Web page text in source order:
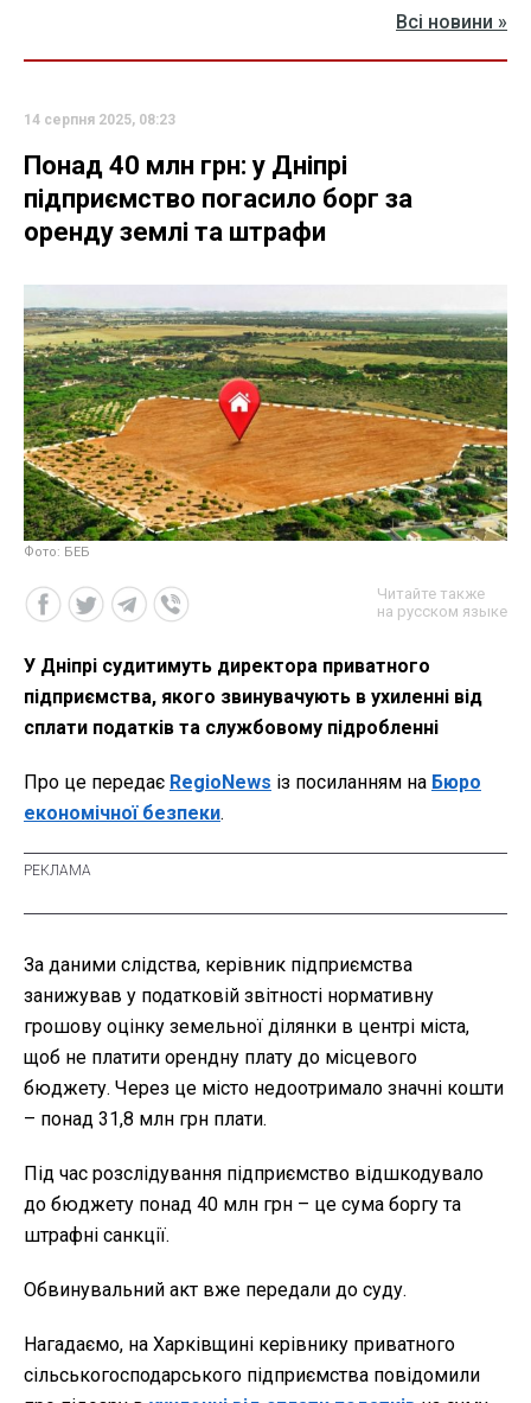
Всі новини »
14 серпня 2025, 08:23
Понад 40 млн грн: у Дніпрі
підприємство погасило борг за
оренду землі та штрафи
Фото: БЕБ
Читайте также
на русском языке
У Дніпрі судитимуть директора приватного
підприємства, якого звинувачують в ухиленні від
сплати податків та службовому підробленні
Про це передає RegioNews із посиланням на Бюро
економічної безпеки.
За даними слідства, керівник підприємства
занижував у податковій звітності нормативну
грошову оцінку земельної ділянки в центрі міста,
щоб не платити орендну плату до місцевого
бюджету. Через це місто недоотримало значні кошти
– понад 31,8 млн грн плати.
Під час розслідування підприємство відшкодувало
до бюджету понад 40 млн грн – це сума боргу та
штрафні санкції.
Обвинувальний акт вже передали до суду.
Нагадаємо, на Харківщині керівнику приватного
сільськогосподарського підприємства повідомили